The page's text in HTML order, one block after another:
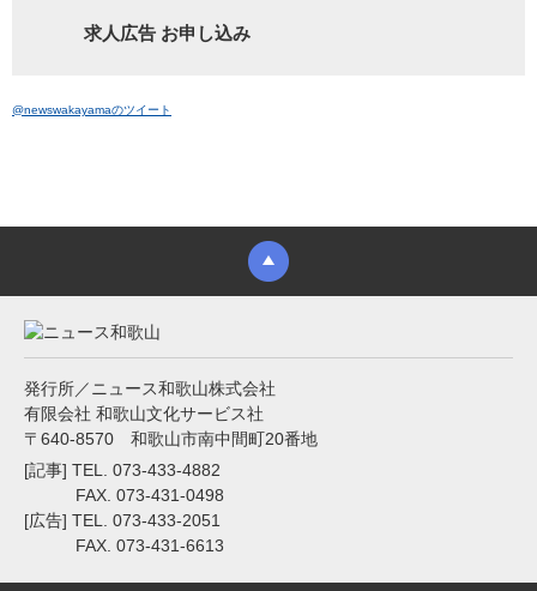
求人広告 お申し込み
@newswakayamaのツイート
発行所／ニュース和歌山株式会社
有限会社 和歌山文化サービス社
〒640-8570 和歌山市南中間町20番地
[記事] TEL. 073-433-4882
FAX. 073-431-0498
[広告] TEL. 073-433-2051
FAX. 073-431-6613